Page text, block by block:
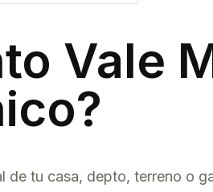
Vale
?
de tu casa, depto, terreno o